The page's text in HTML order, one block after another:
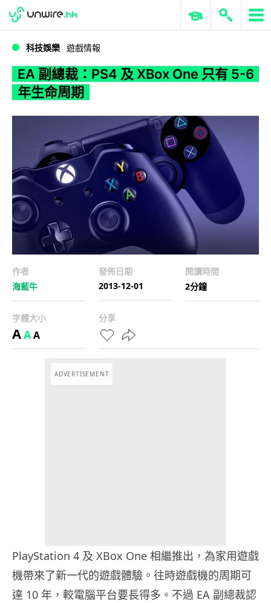
WWDC 2026 ERP 與商業 AI
科技娛樂 遊戲情報
EA 副總裁：PS4 及 XBox One 只有 5-6
年生命周期
作者
海藍牛
發佈日期
2013-12-01
閱讀時間
2分鐘
字體大小
AAA
分享
ADVERTISEMENT
PlayStation 4 及 XBox One 相繼推出，為家用遊戲
機帶來了新一代的遊戲體驗。往時遊戲機的周期可
達 10 年，較電腦平台要長得多。不過 EA 副總裁認